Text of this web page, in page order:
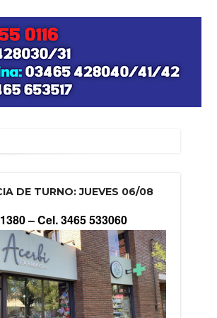
DE TURNO: JUEVES 06/08
–Cel. 3465 533060